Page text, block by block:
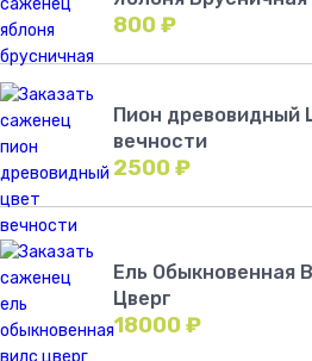
800₽
Пион древовидный
вечности
2500₽
Ель Обыкновенная
Цверг
18000₽